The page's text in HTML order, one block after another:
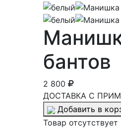
бантов
2 800
ДОСТАВКА С
Добавить в
Товар отсутствует